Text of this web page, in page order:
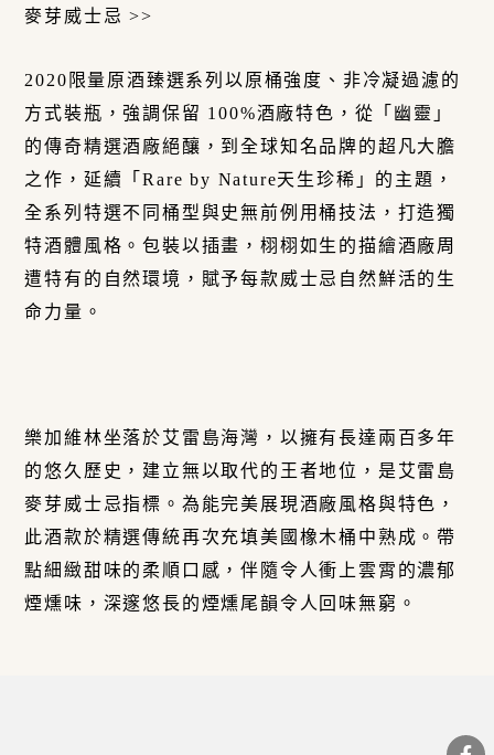
麥芽威士忌 >>
2020限量原酒臻選系列以原桶強度、非冷凝過濾的
方式裝瓶，強調保留 100%酒廠特色，從「幽靈」
的傳奇精選酒廠絕釀，到全球知名品牌的超凡大膽
之作，延續「Rare by Nature天生珍稀」的主題，
全系列特選不同桶型與史無前例用桶技法，打造獨
特酒體風格。包裝以插畫，栩栩如生的描繪酒廠周
遭特有的自然環境，賦予每款威士忌自然鮮活的生
命力量。
樂加維林坐落於艾雷島海灣，以擁有長達兩百多年
的悠久歷史，建立無以取代的王者地位，是艾雷島
麥芽威士忌指標。為能完美展現酒廠風格與特色，
此酒款於精選傳統再次充填美國橡木桶中熟成。帶
點細緻甜味的柔順口感，伴隨令人衝上雲霄的濃郁
煙燻味，深邃悠長的煙燻尾韻令人回味無窮。